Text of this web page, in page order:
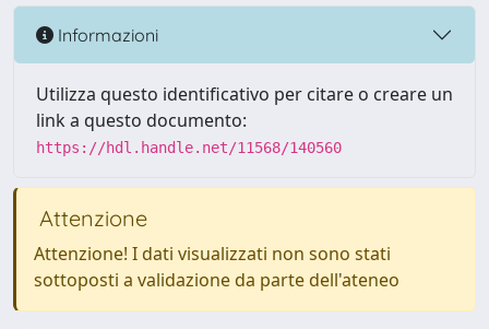
Informazioni
Utilizza questo identificativo per citare o creare un
link a questo documento:
https://hdl.handle.net/11568/140560
Attenzione
Attenzione! I dati visualizzati non sono stati
sottoposti a validazione da parte dell'ateneo